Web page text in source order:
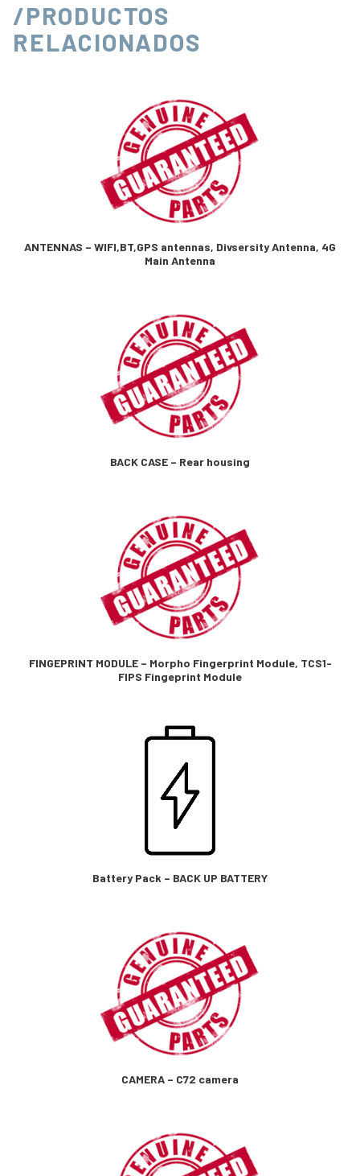
/PRODUCTOS
RELACIONADOS
ANTENNAS – WIFI,BT,GPS antennas, Divsersity Antenna, 4G
Main Antenna
BACK CASE – Rear housing
FINGEPRINT MODULE – Morpho Fingerprint Module, TCS1-
FIPS Fingeprint Module
Battery Pack – BACK UP BATTERY
CAMERA – C72 camera